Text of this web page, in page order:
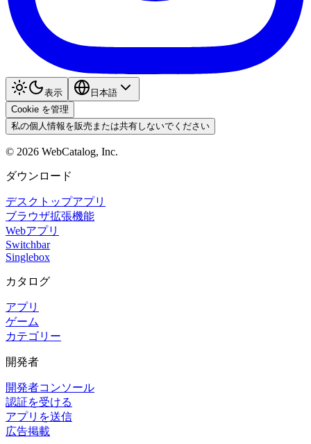
表示
日本語
Cookie を管理
私の個人情報を販売または共有しないでください
© 2026 WebCatalog, Inc.
ダウンロード
デスクトップアプリ
ブラウザ拡張機能
Webアプリ
Switchbar
Singlebox
カタログ
アプリ
ゲーム
カテゴリー
開発者
開発者コンソール
認証を受ける
アプリを送信
広告掲載